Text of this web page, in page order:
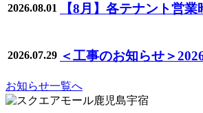
2026.08.01 【8月】各テナント営
2026.07.29 ＜工事のお知らせ＞
お知らせ一覧へ